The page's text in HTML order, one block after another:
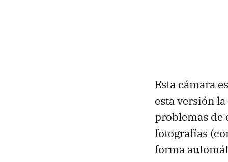
Esta cámara
esta versión
problemas de
fotografías
forma